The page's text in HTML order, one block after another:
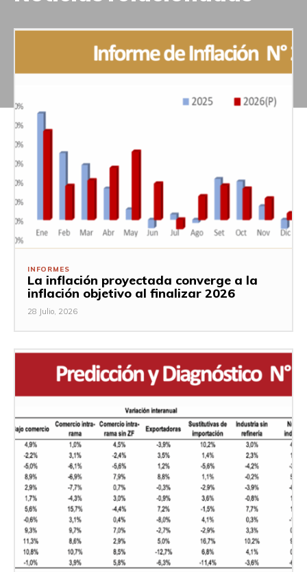
INFORMES
La inflación proyectada converge a la
inflación objetivo al finalizar 2026
28 Julio, 2026